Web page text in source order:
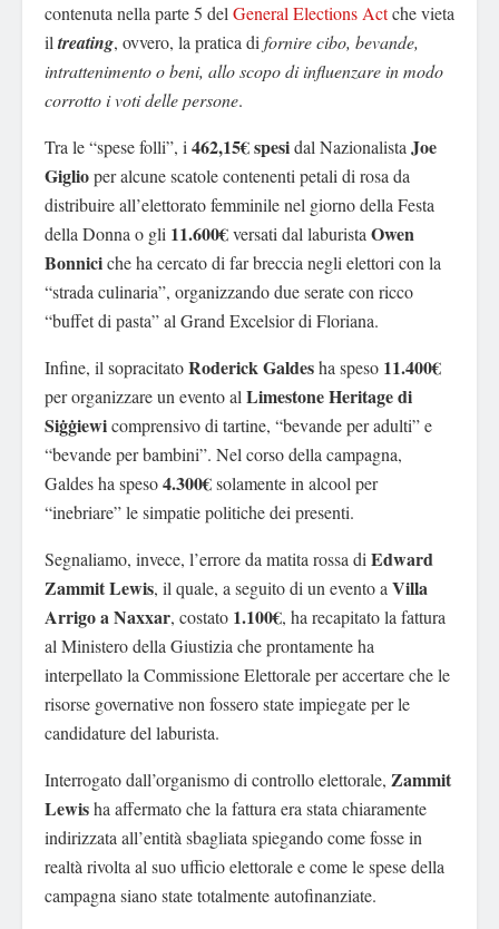
contenuta nella parte 5 del General Elections Actche vieta
iltreating, ovvero, la pratica di fornire cibo, bevande,
intrattenimento o beni, allo scopo di influenzare in modo
corrotto i voti delle persone.
Tra le “spese folli”, i 462,15€ spesidal Nazionalista Joe
Giglioper alcune scatole contenenti petali di rosa da
distribuire all’elettorato femminile nel giorno della Festa
della Donna o gli 11.600€versati dal laburista Owen
Bonniciche ha cercato di far breccia negli elettori con la
“strada culinaria”, organizzando due serate con ricco
“buffet di pasta” al Grand Excelsior di Floriana.
Infine, il sopracitatoRoderick Galdesha speso 11.400€
per organizzare un evento al Limestone Heritage di
Siġġiewicomprensivo di tartine, “bevande per adulti” e
“bevande per bambini”. Nel corso della campagna,
Galdes ha speso4.300€solamente in alcool per
“inebriare” le simpatie politiche dei presenti.
Segnaliamo, invece, l’errore da matita rossa di Edward
Zammit Lewis, il quale, a seguito di un evento a Villa
Arrigo a Naxxar, costato 1.100€, ha recapitato la fattura
al Ministero della Giustizia che prontamente ha
interpellato la Commissione Elettorale per accertare che le
risorse governative non fossero state impiegate per le
candidature del laburista.
Interrogato dall’organismo di controllo elettorale, Zammit
Lewisha affermato che la fattura era stata chiaramente
indirizzata all’entità sbagliata spiegando come fosse in
realtà rivolta al suo ufficio elettorale e come le spese della
campagna siano state totalmente autofinanziate.